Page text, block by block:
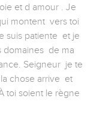
et d amour . Je
montent  vers toi
suis patiente  et je
domaines  de ma
Seigneur  je te
chose arrive  et
toi soient le règne